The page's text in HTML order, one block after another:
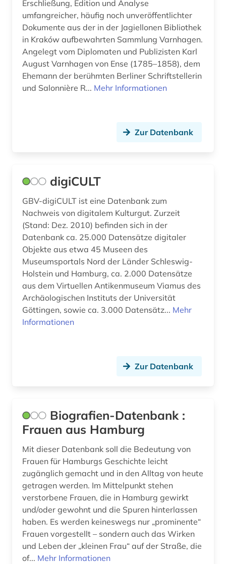
Erschließung, Edition und Analyse
umfangreicher, häufig noch unveröffentlichter
Dokumente aus der in der Jagiellonen Bibliothek
in Kraków aufbewahrten Sammlung Varnhagen.
Angelegt vom Diplomaten und Publizisten Karl
August Varnhagen von Ense (1785–1858), dem
Ehemann der berühmten Berliner Schriftstellerin
und Salonnière R... Mehr Informationen
Zur Datenbank
digiCULT
GBV-digiCULT ist eine Datenbank zum
Nachweis von digitalem Kulturgut. Zurzeit
(Stand: Dez. 2010) befinden sich in der
Datenbank ca. 25.000 Datensätze digitaler
Objekte aus etwa 45 Museen des
Museumsportals Nord der Länder Schleswig-
Holstein und Hamburg, ca. 2.000 Datensätze
aus dem Virtuellen Antikenmuseum Viamus des
Archäologischen Instituts der Universität
Göttingen, sowie ca. 3.000 Datensätz... Mehr
Informationen
Zur Datenbank
Biografien-Datenbank :
Frauen aus Hamburg
Mit dieser Datenbank soll die Bedeutung von
Frauen für Hamburgs Geschichte leicht
zugänglich gemacht und in den Alltag von heute
getragen werden. Im Mittelpunkt stehen
verstorbene Frauen, die in Hamburg gewirkt
und/oder gewohnt und die Spuren hinterlassen
haben. Es werden keineswegs nur „prominente“
Frauen vorgestellt – sondern auch das Wirken
und Leben der „kleinen Frau“ auf der Straße, die
of... Mehr Informationen